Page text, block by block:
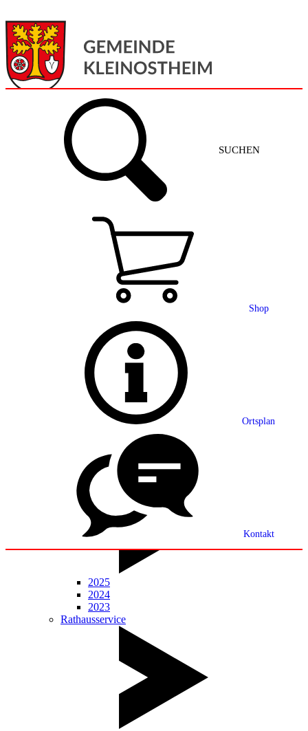
SUCHEN
Shop
Ortsplan
Kontakt
Gemeinde + Service
Grußwort
Ortsplan
Partnerschaft
Statistik
Mitteilungsblatt
2025
2024
2023
Rathausservice